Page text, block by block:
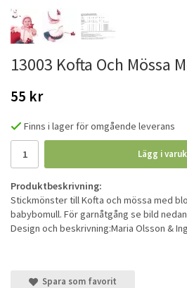
13003 Kofta Och Mössa
55 kr
Finns i lager för omgående leverans
Lägg i
Produktbeskrivning:
Stickmönster till Kofta och mössa med
babybomull. För garnåtgång se bild
Design och beskrivning:Maria Olsson &
Spara som favorit